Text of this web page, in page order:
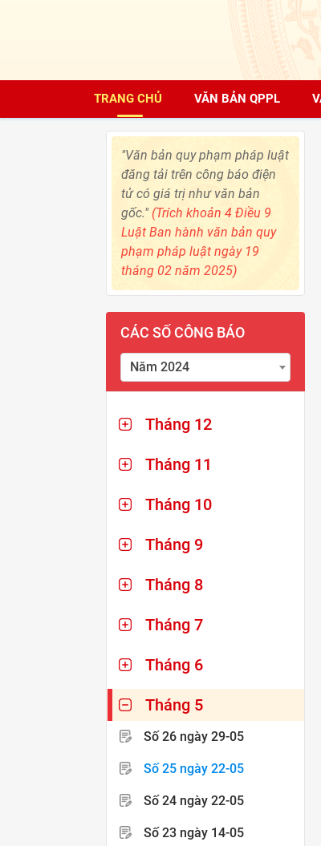
TRANG CHỦ VĂN BẢN QPPL
"Văn bản quy phạm pháp luật
đăng tải trên công báo điện
tử có giá trị như văn bản
gốc." (Trích khoản 4 Điều 9
Luật Ban hành văn bản quy
phạm pháp luật ngày 19
tháng 02 năm 2025)
CÁC SỐ CÔNG BÁO
Năm 2024
Tháng 12
Tháng 11
Tháng 10
Tháng 9
Tháng 8
Tháng 7
Tháng 6
Tháng 5
Số 26 ngày 29-05
Số 25 ngày 22-05
Số 24 ngày 22-05
Số 23 ngày 14-05